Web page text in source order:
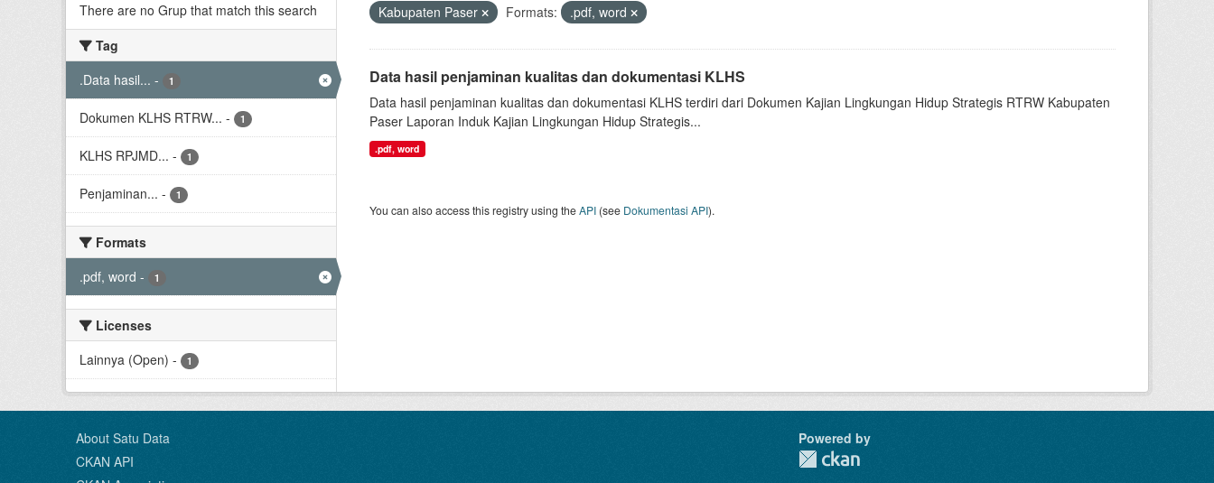
There are no Grup that match this search
Tag
.Data hasil... - 1
Dokumen KLHS RTRW... - 1
KLHS RPJMD... - 1
Penjaminan... - 1
Formats
.pdf, word - 1
Licenses
Lainnya (Open) - 1
Kabupaten Paser
Formats: .pdf, word
Data hasil penjaminan kualitas dan dokumentasi KLHS
Data hasil penjaminan kualitas dan dokumentasi KLHS terdiri dari Dokumen Kajian Lingkungan Hidup Strategis RTRW Kabupaten
Paser Laporan Induk Kajian Lingkungan Hidup Strategis...
.pdf, word
You can also access this registry using theAPI(see Dokumentasi API).
About Satu Data
CKAN API
Powered by